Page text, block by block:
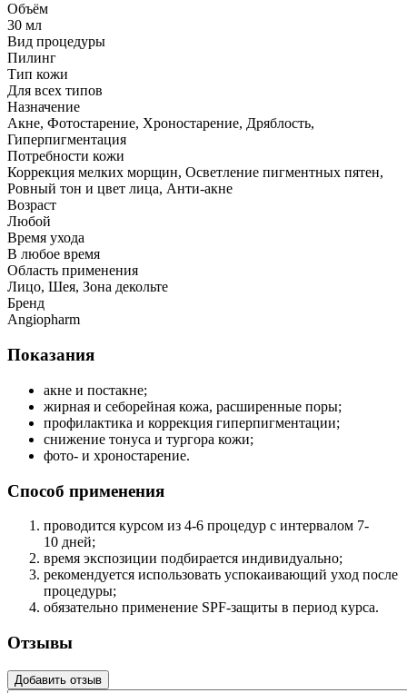
Объём
30 мл
Вид процедуры
Пилинг
Тип кожи
Для всех типов
Назначение
Акне, Фотостарение, Хроностарение, Дряблость,
Гиперпигментация
Потребности кожи
Коррекция мелких морщин, Осветление пигментных пятен,
Ровный тон и цвет лица, Анти-акне
Возраст
Любой
Время ухода
В любое время
Область применения
Лицо, Шея, Зона декольте
Бренд
Angiopharm
Показания
акне и постакне;
жирная и себорейная кожа, расширенные поры;
профилактика и коррекция гиперпигментации;
снижение тонуса и тургора кожи;
фото- и хроностарение.
Способ применения
проводится курсом из 4-6 процедур с интервалом 7-
10 дней;
время экспозиции подбирается индивидуально;
рекомендуется использовать успокаивающий уход после
процедуры;
обязательно применение SPF-защиты в период курса.
Отзывы
Добавить отзыв